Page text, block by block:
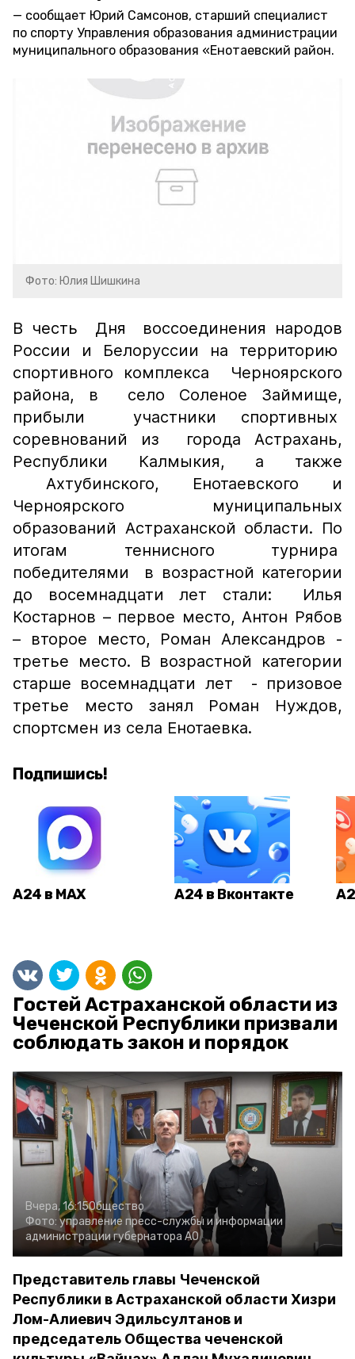
сообщает Юрий Самсонов, старший специалист
по спорту Управления образования администрации
муниципального образования «Енотаевский район.
Фото: Юлия Шишкина
В честь Дня воссоединения народов
России и Белоруссии на территорию
спортивного комплекса Черноярского
района, в село Соленое Займище,
прибыли участники спортивных
соревнований из города Астрахань,
Республики Калмыкия, а также
Ахтубинского, Енотаевского и
Черноярского муниципальных
образований Астраханской области. По
итогам теннисного турнира
победителями в возрастной категории
до восемнадцати лет стали: Илья
Костарнов – первое место, Антон Рябов
– второе место, Роман Александров -
третье место. В возрастной категории
старше восемнадцати лет - призовое
третье место занял Роман Нуждов,
спортсмен из села Енотаевка.
Подпишись!
А24 в MAX А24 в Вконтакте
Гостей Астраханской области из
Чеченской Республики призвали
соблюдать закон и порядок
Вчера, 16:15Общество
Фото: управление пресс-службы и информации
администрации губернатора АО
Представитель главы Чеченской
Республики в Астраханской области Хизри
Лом-Алиевич Эдильсултанов и
председатель Общества чеченской